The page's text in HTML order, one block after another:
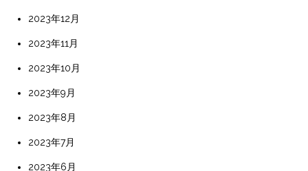
2023年12月
2023年11月
2023年10月
2023年9月
2023年8月
2023年7月
2023年6月